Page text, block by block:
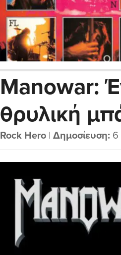
Manowar:
θρυλική
Rock Hero |Δημοσίευση: 6